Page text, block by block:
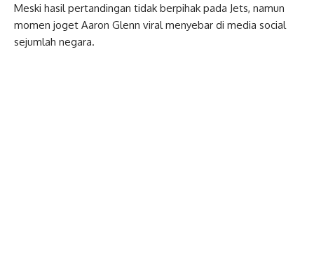
Meski hasil pertandingan tidak berpihak pada Jets, namun
momen joget Aaron Glenn viral menyebar di media social
sejumlah negara.